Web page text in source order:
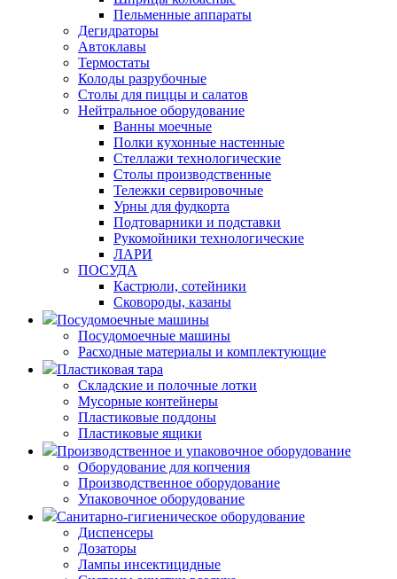
Пельменные аппараты
Дегидраторы
Автоклавы
Термостаты
Колоды разрубочные
Столы для пиццы и салатов
Нейтральное оборудование
Ванны моечные
Полки кухонные настенные
Стеллажи технологические
Столы производственные
Тележки сервировочные
Урны для фудкорта
Подтоварники и подставки
Рукомойники технологические
ЛАРИ
ПОСУДА
Кастрюли, сотейники
Сковороды, казаны
Посудомоечные машины
Посудомоечные машины
Расходные материалы и комплектующие
Пластиковая тара
Складские и полочные лотки
Мусорные контейнеры
Пластиковые поддоны
Пластиковые ящики
Производственное и упаковочное оборудование
Оборудование для копчения
Производственное оборудование
Упаковочное оборудование
Санитарно-гигиеническое оборудование
Диспенсеры
Дозаторы
Лампы инсектицидные